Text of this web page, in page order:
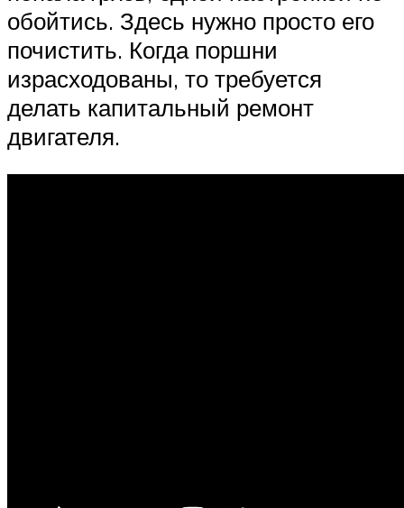
обойтись. Здесь нужно просто его
почистить. Когда поршни
израсходованы, то требуется
делать капитальный ремонт
двигателя.